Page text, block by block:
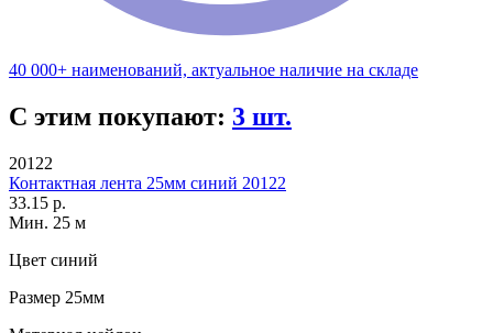
40 000+ наименований, актуальное наличие на складе
С этим покупают: 3 шт.
20122
Контактная лента 25мм синий 20122
33.15 р.
Мин. 25 м
Цвет синий
Размер 25мм